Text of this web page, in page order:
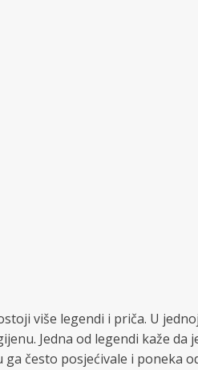
više legendi i priča. U
Jedna od legendi kaže da
često posjećivale i poneka